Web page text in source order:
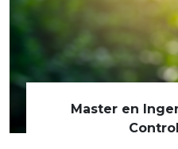
Master en